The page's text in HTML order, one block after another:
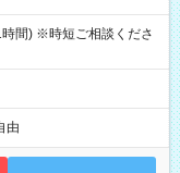
間) ※時短ご相談くださ
由